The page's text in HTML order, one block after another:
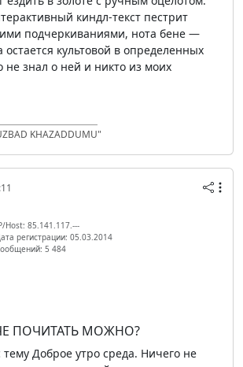
киндл-текст пестрит
подчеркиваниями, нота бене —
остается культовой в определенных
не знал о ней и никто из моих
KHAZADDUMU"
Host: 85.141.117.---
регистрации: 05.03.2014
5 484
ПОЧИТАТЬ МОЖНО?
Доброе утро среда. Ничего не